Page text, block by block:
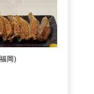
岡)